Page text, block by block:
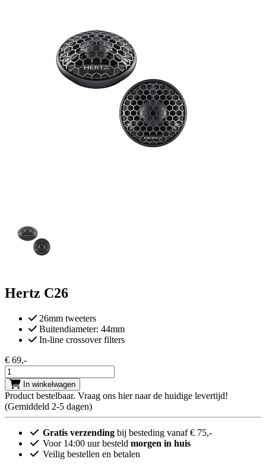
Hertz C26
26mm tweeters
Buitendiameter: 44mm
In-line crossover filters
€ 69,-
Aantal
In winkelwagen
Product bestelbaar. Vraag ons hier naar de huidige levertijd!
(Gemiddeld 2-5 dagen)
Gratis verzending bij besteding vanaf € 75,-
Voor 14:00 uur besteld morgen in huis
Veilig bestellen en betalen